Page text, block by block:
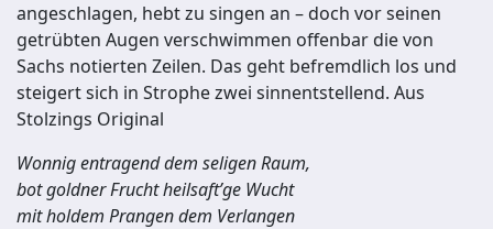
angeschlagen, hebt zu singen an – doch vor seinen
getrübten Augen verschwimmen offenbar die von
Sachs notierten Zeilen. Das geht befremdlich los und
steigert sich in Strophe zwei sinnentstellend. Aus
Stolzings Original
Wonnig entragend dem seligen Raum,
bot goldner Frucht heilsaft’ge Wucht
mit holdem Prangen dem Verlangen